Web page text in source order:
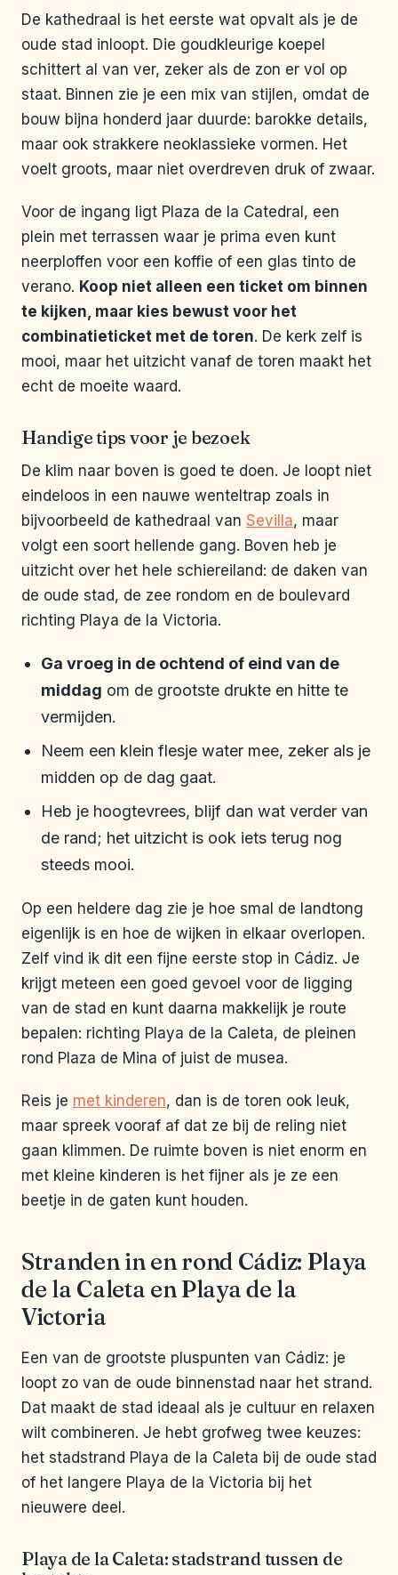
De kathedraal is het eerste wat opvalt als je de
oude stad inloopt. Die goudkleurige koepel
schittert al van ver, zeker als de zon er vol op
staat. Binnen zie je een mix van stijlen, omdat de
bouw bijna honderd jaar duurde: barokke details,
maar ook strakkere neoklassieke vormen. Het
voelt groots, maar niet overdreven druk of zwaar.
Voor de ingang ligt Plaza de la Catedral, een
plein met terrassen waar je prima even kunt
neerploffen voor een koffie of een glas tinto de
verano. Koop niet alleen een ticket om binnen
te kijken, maar kies bewust voor het
combinatieticket met de toren. De kerk zelf is
mooi, maar het uitzicht vanaf de toren maakt het
echt de moeite waard.
Handige tips voor je bezoek
De klim naar boven is goed te doen. Je loopt niet
eindeloos in een nauwe wenteltrap zoals in
bijvoorbeeld de kathedraal van Sevilla, maar
volgt een soort hellende gang. Boven heb je
uitzicht over het hele schiereiland: de daken van
de oude stad, de zee rondom en de boulevard
richting Playa de la Victoria.
Ga vroeg in de ochtend of eind van de
middag om de grootste drukte en hitte te
vermijden.
Neem een klein flesje water mee, zeker als je
midden op de dag gaat.
Heb je hoogtevrees, blijf dan wat verder van
de rand; het uitzicht is ook iets terug nog
steeds mooi.
Op een heldere dag zie je hoe smal de landtong
eigenlijk is en hoe de wijken in elkaar overlopen.
Zelf vind ik dit een fijne eerste stop in Cádiz. Je
krijgt meteen een goed gevoel voor de ligging
van de stad en kunt daarna makkelijk je route
bepalen: richting Playa de la Caleta, de pleinen
rond Plaza de Mina of juist de musea.
Reis je met kinderen, dan is de toren ook leuk,
maar spreek vooraf af dat ze bij de reling niet
gaan klimmen. De ruimte boven is niet enorm en
met kleine kinderen is het fijner als je ze een
beetje in de gaten kunt houden.
Stranden in en rond Cádiz: Playa
de la Caleta en Playa de la
Victoria
Een van de grootste pluspunten van Cádiz: je
loopt zo van de oude binnenstad naar het strand.
Dat maakt de stad ideaal als je cultuur en relaxen
wilt combineren. Je hebt grofweg twee keuzes:
het stadstrand Playa de la Caleta bij de oude stad
of het langere Playa de la Victoria bij het
nieuwere deel.
Playa de la Caleta: stadstrand tussen de